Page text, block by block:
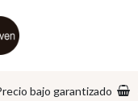
bajo garantizado